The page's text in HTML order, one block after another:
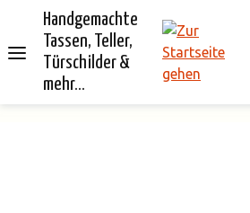
springen
Handgemachte
Tassen, Teller,
Türschilder &
mehr...